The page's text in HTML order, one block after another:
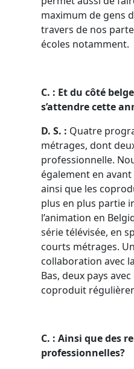
maximum de gens
travers de nos
écoles notamment.
C. : Et du côté
s’attendre cette
D. S. : Quatre
métrages, dont
professionnelle.
également en
ainsi que les
plus en plus partie
l’animation en
série télévisée, en
courts métrages.
collaboration avec
Bas, deux pays
coproduit
C. : Ainsi que des
professionnelles?